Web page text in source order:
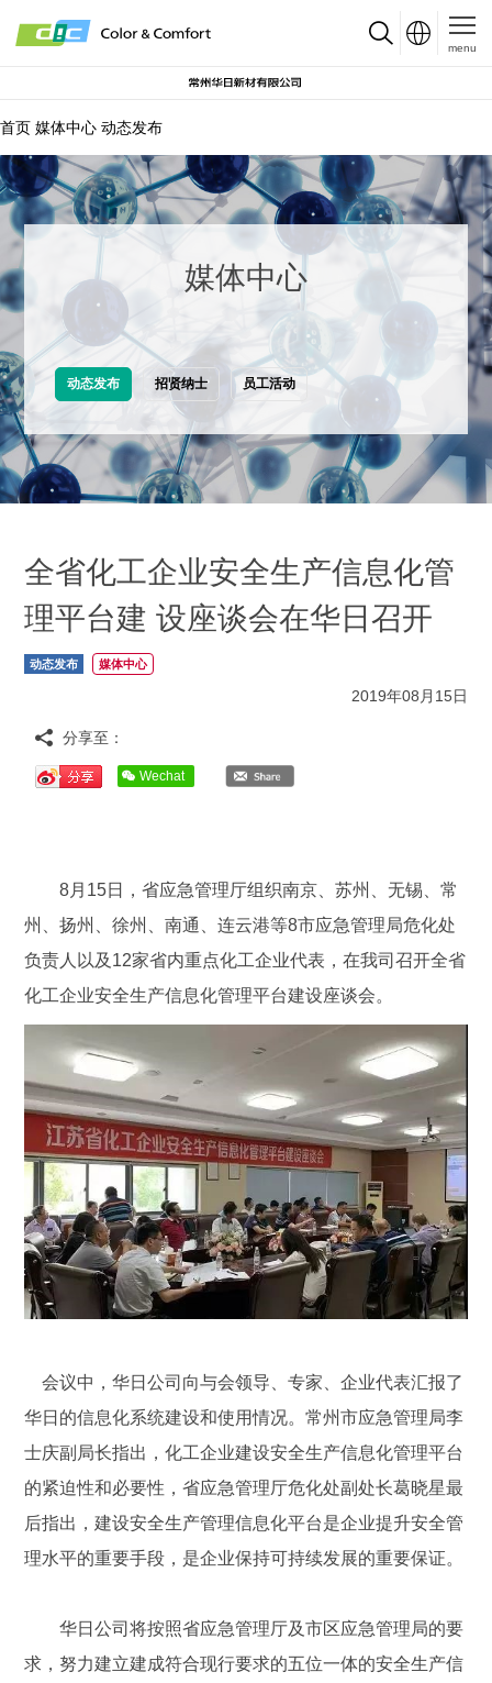
menu
首页 媒体中心 动态发布
媒体中心
动态发布 招贤纳士 员工活动
全省化工企业安全生产信息化管
理平台建 设座谈会在华日召开
动态发布 媒体中心
2019年08月15日
分享至：
Wechat
8月15日，省应急管理厅组织南京、苏州、无锡、常
州、扬州、徐州、南通、连云港等8市应急管理局危化处
负责人以及12家省内重点化工企业代表，在我司召开全省
化工企业安全生产信息化管理平台建设座谈会。
会议中，华日公司向与会领导、专家、企业代表汇报了
华日的信息化系统建设和使用情况。常州市应急管理局李
士庆副局长指出，化工企业建设安全生产信息化管理平台
的紧迫性和必要性，省应急管理厅危化处副处长葛晓星最
后指出，建设安全生产管理信息化平台是企业提升安全管
理水平的重要手段，是企业保持可持续发展的重要保证。
华日公司将按照省应急管理厅及市区应急管理局的要
求，努力建立建成符合现行要求的五位一体的安全生产信